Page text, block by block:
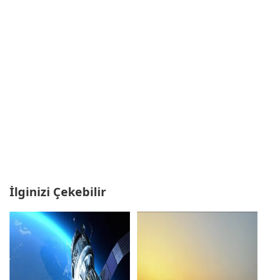
İlginizi Çekebilir